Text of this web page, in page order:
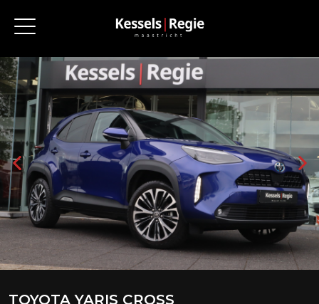
TOYOTA YARIS CROSS